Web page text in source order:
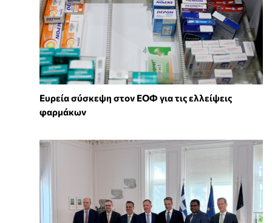
Ευρεία σύσκεψη στον ΕΟΦ για τις ελλείψεις
φαρμάκων